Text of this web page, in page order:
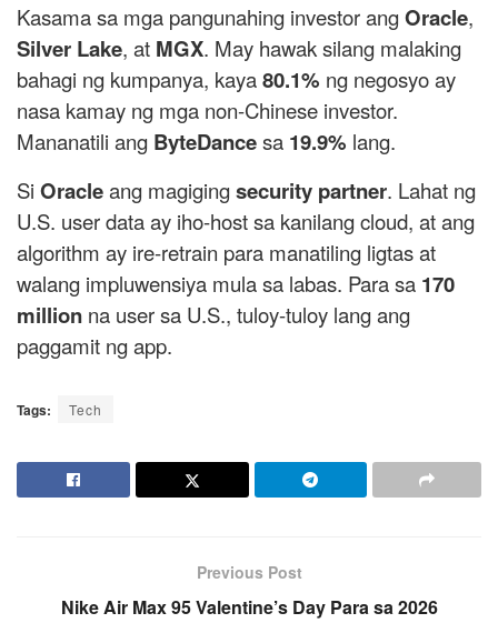
Kasama sa mga pangunahing investor angOracle,
Silver Lake, at MGX. May hawak silang malaking
bahagi ng kumpanya, kaya80.1% ng negosyo ay
nasa kamay ng mga non-Chinese investor.
Mananatili ang ByteDancesa 19.9% lang.
Si Oracleang magigingsecurity partner. Lahat ng
U.S. user data ay iho-host sa kanilang cloud, at ang
algorithm ay ire-retrain para manatiling ligtas at
walang impluwensiya mula sa labas. Para sa 170
million na user sa U.S., tuloy-tuloy lang ang
paggamit ng app.
Tags: Tech
Previous Post
Nike Air Max 95 Valentine’s Day Para sa 2026